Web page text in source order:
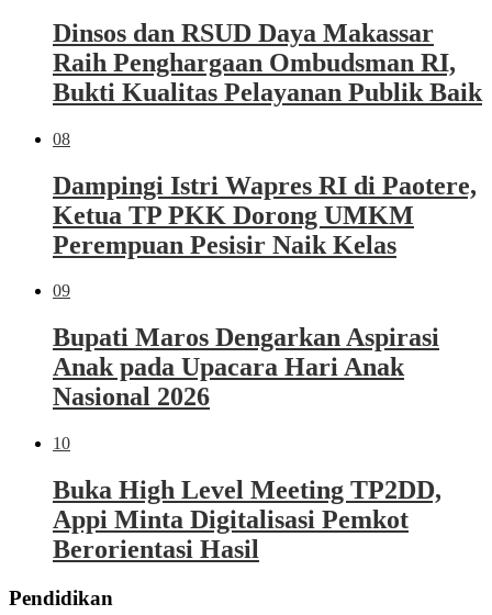
Dinsos dan RSUD Daya Makassar
Raih Penghargaan Ombudsman RI,
Bukti Kualitas Pelayanan Publik Baik
08
Dampingi Istri Wapres RI di Paotere,
Ketua TP PKK Dorong UMKM
Perempuan Pesisir Naik Kelas
09
Bupati Maros Dengarkan Aspirasi
Anak pada Upacara Hari Anak
Nasional 2026
10
Buka High Level Meeting TP2DD,
Appi Minta Digitalisasi Pemkot
Berorientasi Hasil
Pendidikan